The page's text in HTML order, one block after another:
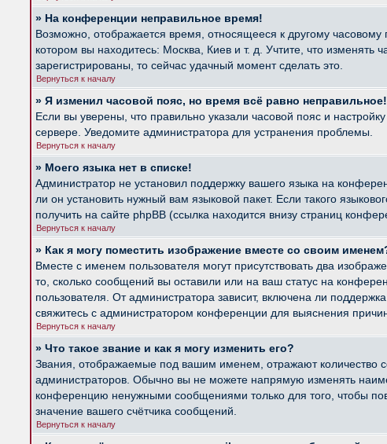
» На конференции неправильное время!
Возможно, отображается время, относящееся к другому часовому
котором вы находитесь: Москва, Киев и т. д. Учтите, что изменять
зарегистрированы, то сейчас удачный момент сделать это.
Вернуться к началу
» Я изменил часовой пояс, но время всё равно неправильное!
Если вы уверены, что правильно указали часовой пояс и
сервере. Уведомите администратора для устранения проблемы.
Вернуться к началу
» Моего языка нет в списке!
Администратор не установил поддержку вашего языка на
ли он установить нужный вам языковой пакет. Если такого
получить на сайте phpBB (ссылка находится внизу страниц
Вернуться к началу
» Как я могу поместить изображение вместе со своим
Вместе с именем пользователя могут присутствовать два
то, сколько сообщений вы оставили или на ваш статус на
пользователя. От администратора зависит, включена ли
свяжитесь с администратором конференции для выяснения
Вернуться к началу
» Что такое звание и как я могу изменить его?
Звания, отображаемые под вашим именем, отражают количество
администраторов. Обычно вы не можете напрямую изменять
конференцию ненужными сообщениями только для того, чтобы
значение вашего счётчика сообщений.
Вернуться к началу